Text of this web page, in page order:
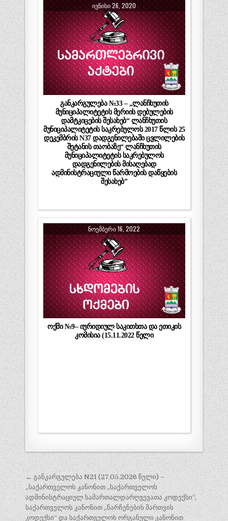
ᲘᲕᲜᲘᲡᲘ 26, 2020
განკარგულება №33 – „ლანჩხუთის
მუნიციპალიტეტის მერიის დებულების
დამტკიცების შესახებ“ ლანჩხუთის
მუნიციპალიტეტის საკრებულოს 2017 წლის 25
დეკემბრის N37 დადგენილებაში ცვლილების
შეტანის თაობაზე“ ლანჩხუთის
მუნიციპალიტეტის საკრებულოს
დადგენილების მისაღებად
ადმინისტრაციული წარმოების დაწყების
შესახებ”
ᲜᲝᲔᲛᲑᲔᲠᲘ 16, 2022
ოქმი №9– იურიდიულ საკითხთა და ეთიკის
კომისია (15.11.2022 წელი
პოსტის
ნავიგაცია
← განკარგულება N21 (27.05.2026 წელი) –
,,საქართველოს კანონით „საქართველოს
ადმინისტრაციულ სამართალდარღვევათა კოდექსი“,
საქართველოს კანონით „ნარჩენების მართვის
კოდექსი“ და საქართველოს ორგანული კანონით